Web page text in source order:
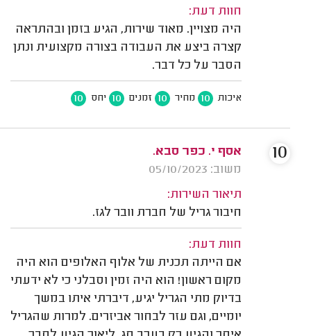
חוות דעת:
היה מצויין. מאוד שירות, הגיע בזמן ובהתראה
קצרה ביצע את העבודה בצורה מקצועית ונתן
הסבר על כל דבר.
איכות 10 מחיר 10 זמנים 10 יחס 10
אסף י. כפר סבא.
משוב: 05/10/2023
תיאור השירות:
חיבור גריל של חברת וובר לגז.
חוות דעת:
אם הייתה תכנית של אלוף האלופים הוא היה
מקום ראשון! הוא היה זמין וסבלני כי לא ידעתי
בדיוק מתי הגריל יגיע, דיברתי איתו במשך
יומיים, וגם עזר לבחור אביזרים. למרות שהגריל
10